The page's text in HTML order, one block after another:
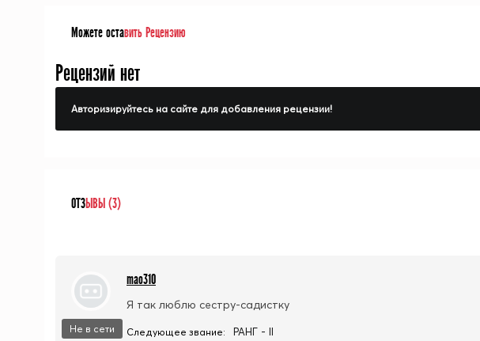
Можете оставить Рецензию
Рецензий нет
Авторизируйтесь на сайте для добавления рецензии!
ОТЗЫВЫ (3)
Не в сети
mao310
Я так люблю сестру-садистку
Следующее звание: РАНГ - II